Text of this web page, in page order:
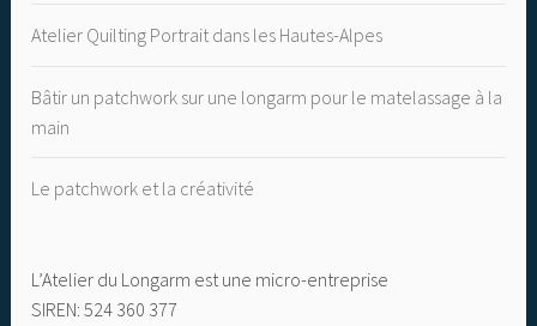
Atelier Quilting Portrait dans les Hautes-Alpes
Bâtir un patchwork sur une longarm pour le matelassage à la
main
Le patchwork et la créativité
L’Atelier du Longarm est une micro-entreprise
SIREN: 524 360 377